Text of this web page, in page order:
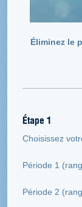
Éliminez le
Étape 1
Choisissez
Période 1
Période 2